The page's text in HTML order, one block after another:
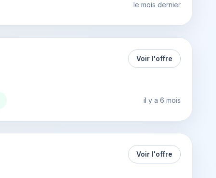
le mois dernier
Voir l'offre
il y a 6 mois
Voir l'offre